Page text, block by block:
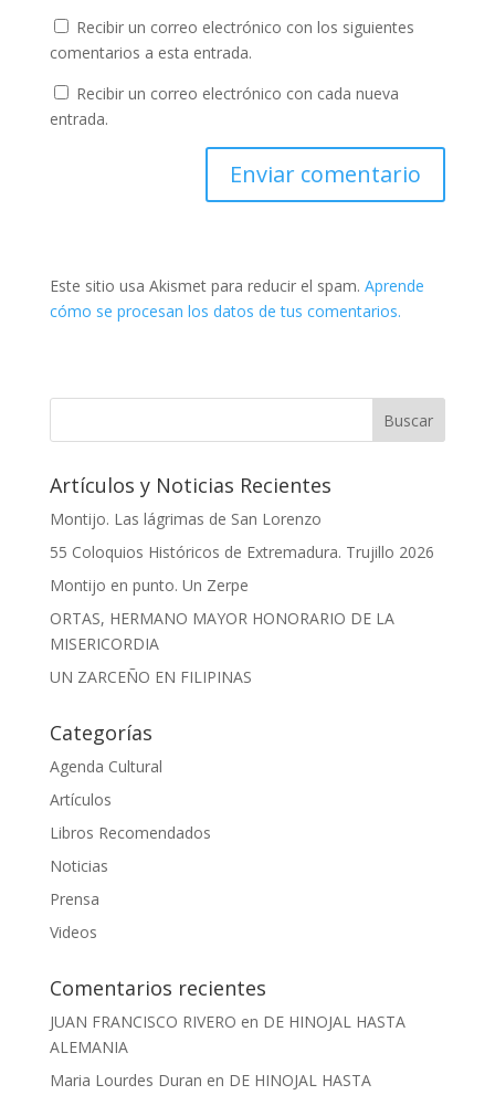
Recibir un correo electrónico con los siguientes
comentarios a esta entrada.
Recibir un correo electrónico con cada nueva
entrada.
Este sitio usa Akismet para reducir el spam. Aprende
cómo se procesan los datos de tus comentarios.
Artículos y Noticias Recientes
Montijo. Las lágrimas de San Lorenzo
55 Coloquios Históricos de Extremadura. Trujillo 2026
Montijo en punto. Un Zerpe
ORTAS, HERMANO MAYOR HONORARIO DE LA
MISERICORDIA
UN ZARCEÑO EN FILIPINAS
Categorías
Agenda Cultural
Artículos
Libros Recomendados
Noticias
Prensa
Videos
Comentarios recientes
JUAN FRANCISCO RIVERO en DE HINOJAL HASTA
ALEMANIA
Maria Lourdes Duran en DE HINOJAL HASTA